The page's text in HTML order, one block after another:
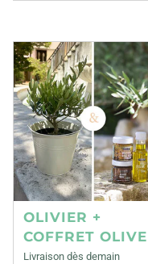
OLIVIER +
COFFRET OLIVE
Livraison dès demain